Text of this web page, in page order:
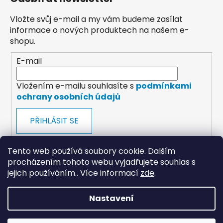
Tento web používá soubory cookie. Dalším
procházením tohoto webu vyjadřujete souhlas s
jejich používáním.. Více informací zde.
Nastavení
Vložte svůj e-mail a my vám budeme zasílat
informace o nových produktech na našem e-
shopu.
E-mail
Vložením e-mailu souhlasíte s podmínkami
ochrany osobních údajů
PŘIHLÁSIT SE
payments